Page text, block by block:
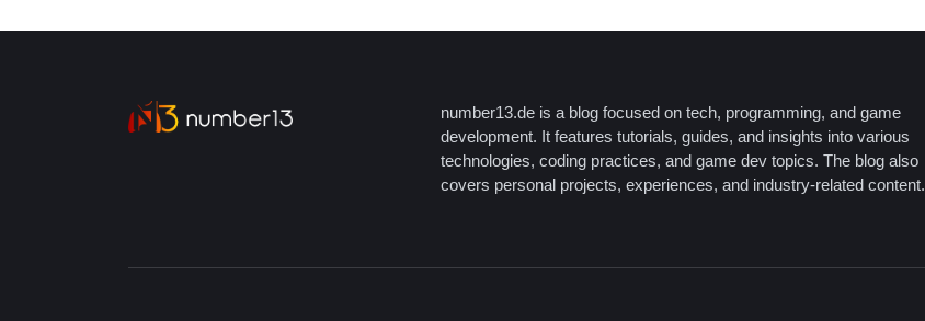
number13.de is a blog focused on tech, programming, and game
development. It features tutorials, guides, and insights into various
technologies, coding practices, and game dev topics. The blog also
covers personal projects, experiences, and industry-related content.